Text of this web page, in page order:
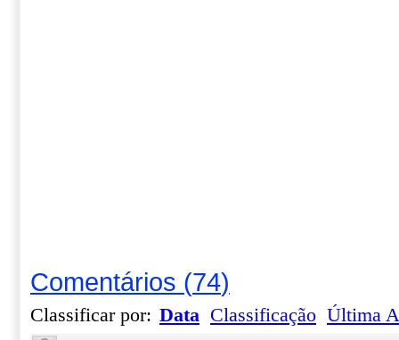
Comentários (74)
Classificar por: Data Classificação Última